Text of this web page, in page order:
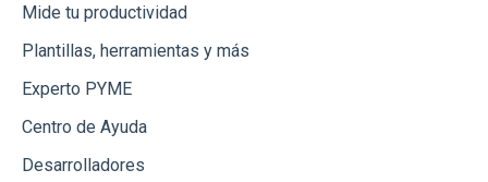
Mide tu productividad
Plantillas, herramientas y más
Experto PYME
Centro de Ayuda
Desarrolladores